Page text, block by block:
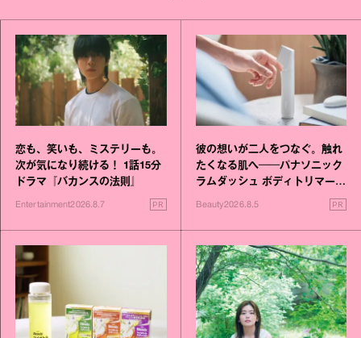
恋も、笑いも、ミステリーも。
次が気になり続ける！ 1話15分
ドラマ『バカンスの法則』
Entertainment2026.8.7 PR
彼の想いが二人をつなぐ。触れ
たくなる肌へ──パナソニック
ラムダッシュ ボディトリマーが
Beauty2026.8.5 PR